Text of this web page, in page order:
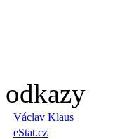
odkazy
Václav Klaus
eStat.cz